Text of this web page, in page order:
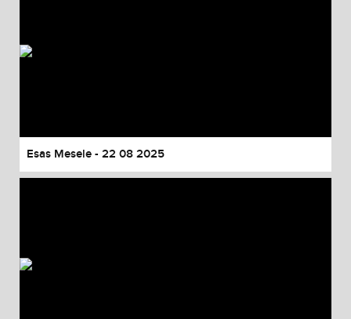
Esas Mesele - 22 08 2025